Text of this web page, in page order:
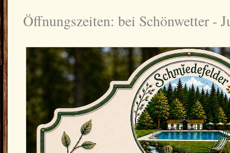
Öffnungszeiten: bei Schönwetter -